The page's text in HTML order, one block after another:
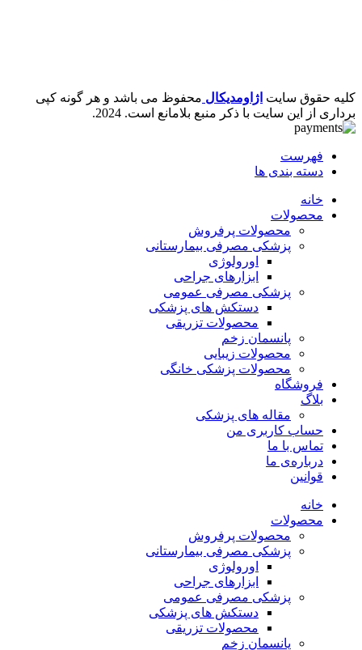
کلیه حقوق سایت اژاومدیکال محفوظ می باشد و هر گونه کپی
برداری از این سایت با ذکر منبع بلامانع است. 2024.
فهرست
دسته بندی ها
خانه
محصولات
محصولات پرفروش
پزشکی مصرفی بیمارستانی
اورولوژی
ابزارهای جراحی
پزشکی مصرفی عمومی
دستکش های پزشکی
محصولات تزریقی
پانسمان زخم
محصولات زیبایی
محصولات پزشکی خانگی
فروشگاه
بلاگ
مقاله های پزشکی
حساب کاربری من
تماس با ما
درباره‌ی ما
قوانین
خانه
محصولات
محصولات پرفروش
پزشکی مصرفی بیمارستانی
اورولوژی
ابزارهای جراحی
پزشکی مصرفی عمومی
دستکش های پزشکی
محصولات تزریقی
پانسمان زخم